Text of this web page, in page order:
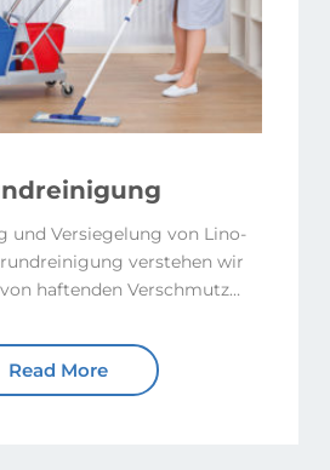
und Versiegelung von Lino-
verstehen wir
haftenden Verschmutz…
Read More